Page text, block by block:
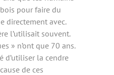
pour faire du
directement avec.
l’utilisait souvent.
» n’ont que 70 ans.
d’utiliser la cendre
de ces